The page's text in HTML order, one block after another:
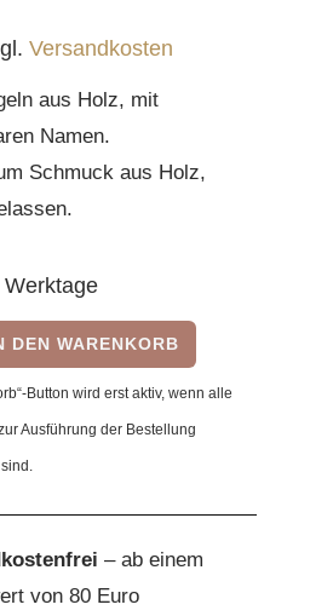
Versandkosten
aus Holz, mit
Namen.
Schmuck aus Holz,
Werktage
DEN WARENKORB
Button wird erst aktiv, wenn alle
Ausführung der Bestellung
– ab einem
von 80 Euro